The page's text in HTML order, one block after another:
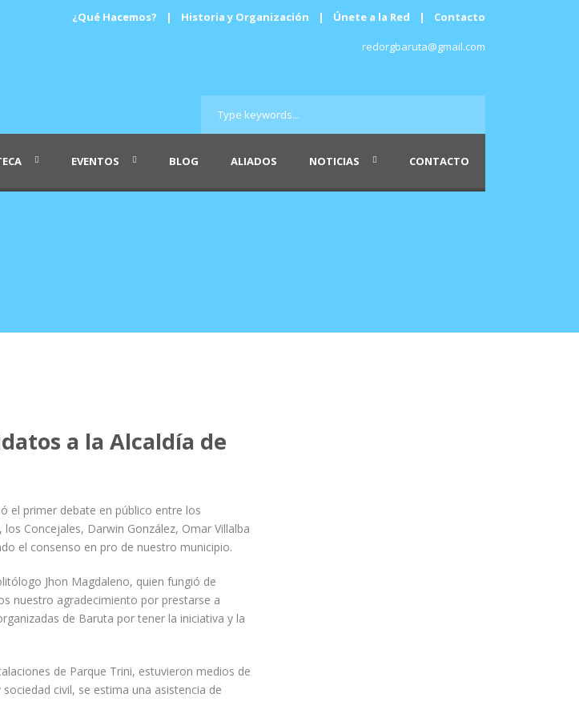
¿Qué Hacemos? | Historia y Organización | Únete a la Red | Contacto
redorgbaruta@gmail.com
EVENTOS BLOG ALIADOS NOTICIAS CONTACTO
a la Alcaldía de
el primer debate en público entre los
Concejales, Darwin González, Omar Villalba
el consenso en pro de nuestro municipio.
Jhon Magdaleno, quien fungió de
nuestro agradecimiento por prestarse a
de Baruta por tener la iniciativa y la
de Parque Trini, estuvieron medios de
civil, se estima una asistencia de